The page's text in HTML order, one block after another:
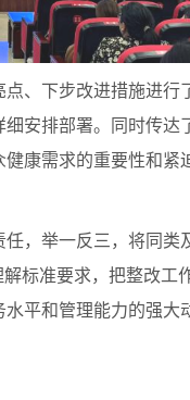
、下步改进措施进
安排部署。同时传达
康需求的重要性和紧
，举一反三，将同
标准要求，把整改
平和管理能力的强